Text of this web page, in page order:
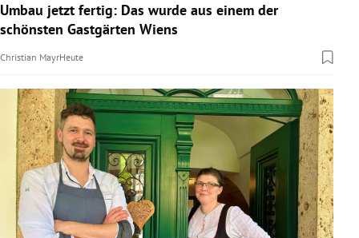
Umbau jetzt fertig: Das wurde aus einem der
schönsten Gastgärten Wiens
Christian MayrHeute